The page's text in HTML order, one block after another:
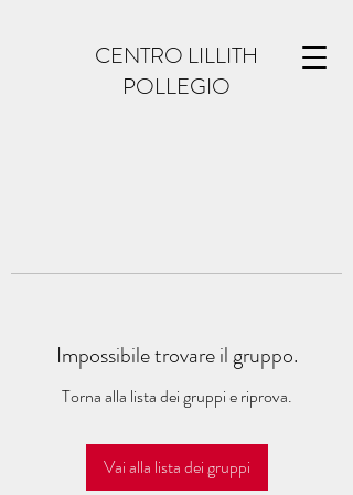
CENTRO LILLITH
POLLEGIO
Impossibile trovare il gruppo.
Torna alla lista dei gruppi e riprova.
Vai alla lista dei gruppi